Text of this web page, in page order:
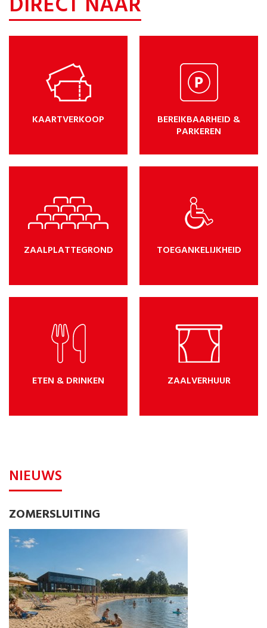
KAARTVERKOOP BEREIKBAARHEID &
PARKEREN
ZAALPLATTEGROND TOEGANKELIJKHEID
ETEN & DRINKEN ZAALVERHUUR
NIEUWS
ZOMERSLUITING